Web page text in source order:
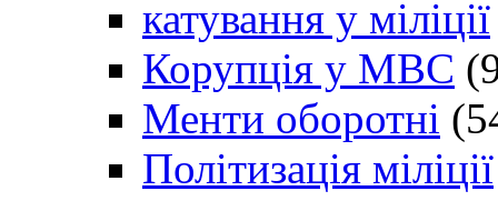
катування у міліції
Корупція у МВС
Менти оборотні
Політизація міліції